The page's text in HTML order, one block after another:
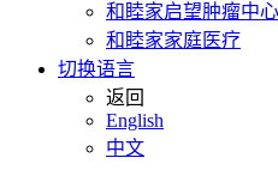
和睦家启望肿瘤中心
和睦家家庭医疗
切换语言
返回
English
中文